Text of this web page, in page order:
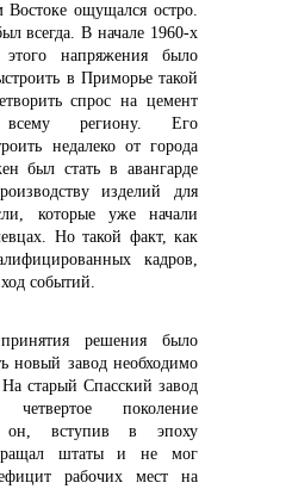
50
Востоке ощущался остро.
всегда. В начале 1960-х
напряжения было
в Приморье такой
спрос на цемент
региону. Его
недалеко от города
был стать в авангарде
изделий для
которые уже начали
Но такой факт, как
кадров,
событий.
решения было
новый завод необходимо
старый Спасский завод
поколение
он, вступив в эпоху
штаты и не мог
рабочих мест на